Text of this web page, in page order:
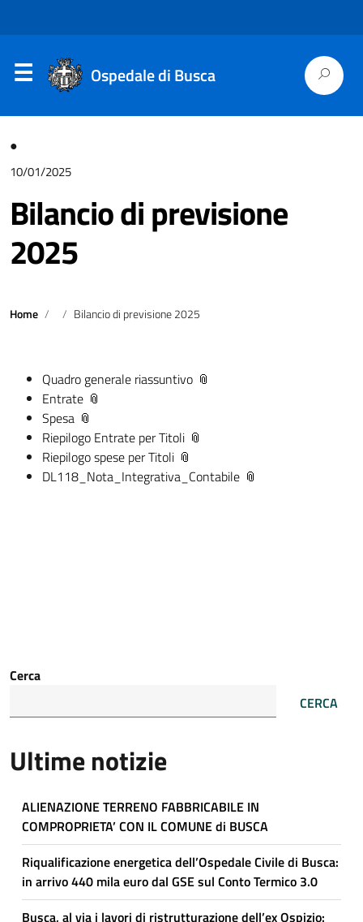
Ospedale di Busca
●
10/01/2025
Bilancio di previsione
2025
Home Bilancio di previsione 2025
Quadro generale riassuntivo
Entrate
Spesa
Riepilogo Entrate per Titoli
Riepilogo spese per Titoli
DL118_Nota_Integrativa_Contabile
Cerca
CERCA
Ultime notizie
ALIENAZIONE TERRENO FABBRICABILE IN
COMPROPRIETA’ CON IL COMUNE di BUSCA
Riqualificazione energetica dell’Ospedale Civile di Busca:
in arrivo 440 mila euro dal GSE sul Conto Termico 3.0
Busca, al via i lavori di ristrutturazione dell’ex Ospizio: